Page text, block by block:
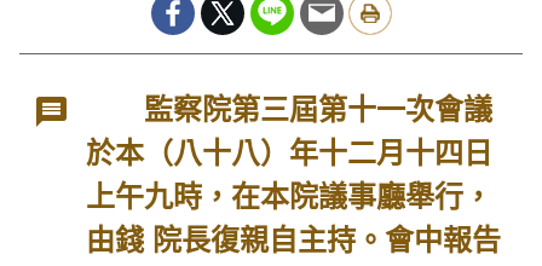
監察院第三屆第十一次會議
於本（八十八）年十二月十四日
上午九時，在本院議事廳舉行，
由錢 院長復親自主持。會中報告